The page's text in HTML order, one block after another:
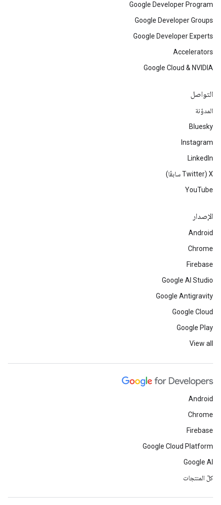
Google Developer Program
Google Developer Groups
Google Developer Experts
Accelerators
Google Cloud & NVIDIA
التواصل
المدوّنة
Bluesky
Instagram
LinkedIn
‫X ‏(Twitter سابقًا)
YouTube
الإصدار
Android
Chrome
Firebase
Google AI Studio
Google Antigravity
Google Cloud
Google Play
View all
Android
Chrome
Firebase
Google Cloud Platform
Google AI
كلّ المنتجات